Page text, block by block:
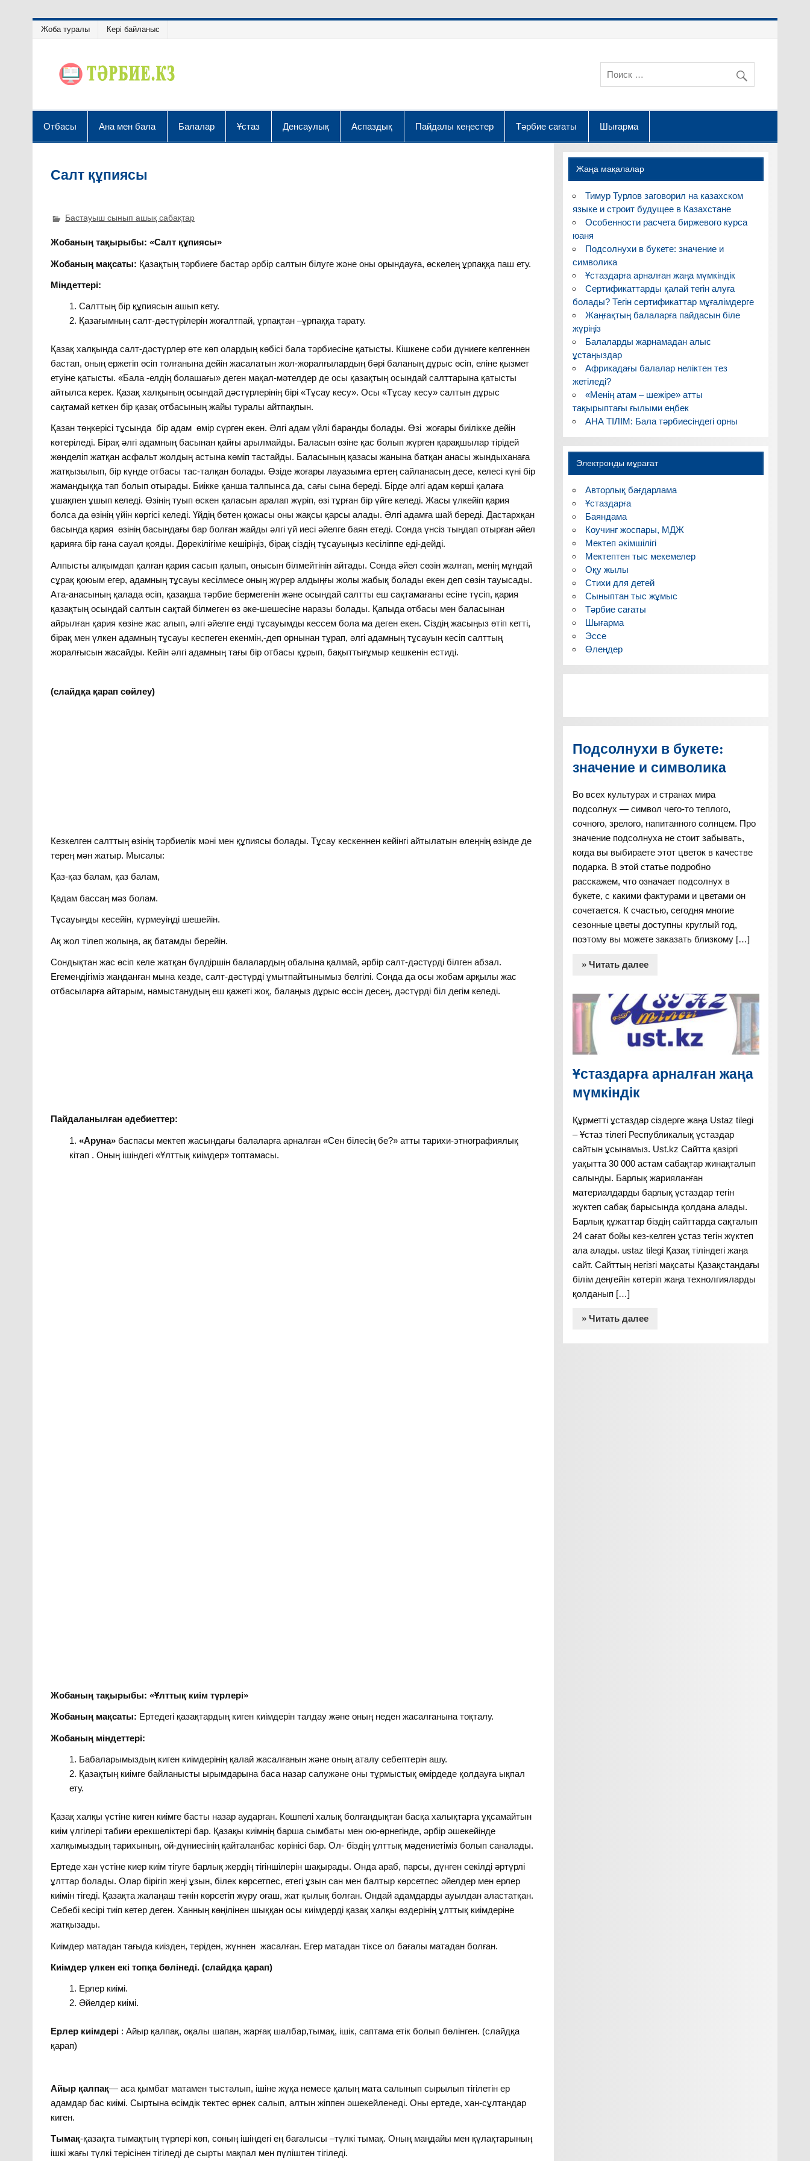
Жоба туралы Кері байланыс
Отбасы Ана мен бала Балалар Ұстаз Денсаулық Аспаздық Пайдалы кеңестер Тәрбие сағаты Шығарма
Салт құпиясы
Бастауыш сынып ашық сабақтар
Жобаның тақырыбы: «Салт құпиясы»
Жобаның мақсаты: Қазақтың тәрбиеге бастар әрбір салтын білуге және оны орындауға, өскелең ұрпаққа паш ету.
Міндеттері:
Салттың бір құпиясын ашып кету.
Қазағымның салт-дәстүрілерін жоғалтпай, ұрпақтан –ұрпаққа тарату.
Қазақ халқында салт-дәстүрлер өте көп олардың көбісі бала тәрбиесіне қатысты. Кішкене сәби дүниеге келгеннен
бастап, оның ержетіп өсіп толғанына дейін жасалатын жол-жоралғылардың бәрі баланың дұрыс өсіп, еліне қызмет
етуіне қатысты. «Бала -елдің болашағы» деген мақал-мәтелдер де осы қазақтың осындай салттарына қатысты
айтылса керек. Қазақ халқының осындай дәстүрлерінің бірі «Тұсау кесу». Осы «Тұсау кесу» салтын дұрыс
сақтамай кеткен бір қазақ отбасының жайы туралы айтпақпын.
Қазан төңкерісі тұсында бір адам өмір сүрген екен. Әлгі адам үйлі баранды болады. Өзі жоғары биілікке дейін
көтеріледі. Бірақ әлгі адамның басынан қайғы арылмайды. Баласын өзіне қас болып жүрген қарақшылар тірідей
жөнделіп жатқан асфальт жолдың астына көміп тастайды. Баласының қазасы жанына батқан анасы жындыханаға
жатқызылып, бір күнде отбасы тас-талқан болады. Өзіде жоғары лауазымға ертең сайланасың десе, келесі күні бір
жамандыққа тап болып отырады. Биікке қанша талпынса да, сағы сына береді. Бірде әлгі адам көрші қалаға
ұшақпен ұшып келеді. Өзінің туып өскен қаласын аралап жүріп, өзі тұрған бір үйге келеді. Жасы үлкейіп қария
болса да өзінің үйін көргісі келеді. Үйдің бөтен қожасы оны жақсы қарсы алады. Әлгі адамға шай береді. Дастархқан
басында қария өзінің басындағы бар болған жайды әлгі үй иесі әйелге баян етеді. Сонда үнсіз тыңдап отырған әйел
қарияға бір ғана сауал қояды. Дөрекілігіме кешіріңіз, бірақ сіздің тұсауыңыз кесіліппе еді-дейді.
Алпысты алқымдап қалған қария сасып қалып, онысын білмейтінін айтады. Сонда әйел сөзін жалғап, менің мұндай
сұрақ қоюым егер, адамның тұсауы кесілмесе оның жүрер алдыңғы жолы жабық болады екен деп сөзін тауысады.
Ата-анасының қалада өсіп, қазақша тәрбие бермегенін және осындай салтты еш сақтамағаны есіне түсіп, қария
қазақтың осындай салтын сақтай білмеген өз әке-шешесіне наразы болады. Қапыда отбасы мен баласынан
айрылған қария көзіне жас алып, әлгі әйелге енді тұсауымды кессем бола ма деген екен. Сіздің жасыңыз өтіп кетті,
бірақ мен үлкен адамның тұсауы кеспеген екенмін,-деп орнынан тұрап, әлгі адамның тұсауын кесіп салттың
жоралғысын жасайды. Кейін әлгі адамның тағы бір отбасы құрып, бақыттығұмыр кешкенін естиді.
(слайдқа қарап сөйлеу)
Кезкелген салттың өзінің тәрбиелік мәні мен құпиясы болады. Тұсау кескеннен кейінгі айтылатын өлеңнің өзінде де
терең мән жатыр. Мысалы:
Қаз-қаз балам, қаз балам,
Қадам бассаң мәз болам.
Тұсауыңды кесейін, күрмеуіңді шешейін.
Ақ жол тілеп жолыңа, ақ батамды берейін.
Сондықтан жас өсіп келе жатқан бүлдіршін балалардың обалына қалмай, әрбір салт-дәстүрді білген абзал.
Егемендігіміз жанданған мына кезде, салт-дәстүрді ұмытпайтынымыз белгілі. Сонда да осы жобам арқылы жас
отбасыларға айтарым, намыстанудың еш қажеті жоқ, балаңыз дұрыс өссін десең, дәстүрді біл дегім келеді.
Пайдаланылған әдебиеттер:
«Аруна» баспасы мектеп жасындағы балаларға арналған «Сен білесің бе?» атты тарихи-этнографиялық
кітап . Оның ішіндегі «Ұлттық киімдер» топтамасы.
Жобаның тақырыбы: «Ұлттық киім түрлері»
Жобаның мақсаты: Ертедегі қазақтардың киген киімдерін талдау және оның неден жасалғанына тоқталу.
Жобаның міндеттері:
Бабаларымыздың киген киімдерінің қалай жасалғанын және оның аталу себептерін ашу.
Қазақтың киімге байланысты ырымдарына баса назар салужәне оны тұрмыстық өмірдеде қолдауға ықпал
ету.
Қазақ халқы үстіне киген киімге басты назар аударған. Көшпелі халық болғандықтан басқа халықтарға ұқсамайтын
киім үлгілері табиғи ерекшеліктері бар. Қазақы киімнің барша сымбаты мен ою-өрнегінде, әрбір әшекейінде
халқымыздың тарихының, ой-дүниесінің қайталанбас көрінісі бар. Ол- біздің ұлттық мәдениетіміз болып саналады.
Ертеде хан үстіне киер киім тігуге барлық жердің тігіншілерін шақырады. Онда араб, парсы, дүнген секілді әртүрлі
ұлттар болады. Олар бірігіп жеңі ұзын, білек көрсетпес, етегі ұзын сан мен балтыр көрсетпес әйелдер мен ерлер
киімін тігеді. Қазақта жалаңаш тәнін көрсетіп жүру оғаш, жат қылық болған. Ондай адамдарды ауылдан аластатқан.
Себебі кесірі тиіп кетер деген. Ханның көңілінен шыққан осы киімдерді қазақ халқы өздерінің ұлттық киімдеріне
жатқызады.
Киімдер матадан тағыда киізден, теріден, жүннен жасалған. Егер матадан тіксе ол бағалы матадан болған.
Киімдер үлкен екі топқа бөлінеді. (слайдқа қарап)
Ерлер киімі.
Әйелдер киімі.
Ерлер киімдері : Айыр қалпақ, оқалы шапан, жарғақ шалбар,тымақ, ішік, саптама етік болып бөлінген. (слайдқа
қарап)
Айыр қалпақ— аса қымбат матамен тысталып, ішіне жұқа немесе қалың мата салынып сырылып тігілетін ер
адамдар бас киімі. Сыртына өсімдік тектес өрнек салып, алтын жіппен әшекейленеді. Оны ертеде, хан-сұлтандар
киген.
Тымақ-қазақта тымақтың түрлері көп, соның ішіндегі ең бағалысы –түлкі тымақ. Оның маңдайы мен құлақтарының
ішкі жағы түлкі терісінен тігіледі де сырты мақпал мен пүліштен тігіледі.
Жаңа мақалалар
Тимур Турлов заговорил на казахском
языке и строит будущее в Казахстане
Особенности расчета биржевого курса
юаня
Подсолнухи в букете: значение и
символика
Ұстаздарға арналған жаңа мүмкіндік
Сертификаттарды қалай тегін алуға
болады? Тегін сертификаттар мұғалімдерге
Жаңғақтың балаларға пайдасын біле
жүріңіз
Балаларды жарнамадан алыс
ұстаңыздар
Африкадағы балалар неліктен тез
жетіледі?
«Менің атам – шежіре» атты
тақырыптағы ғылыми еңбек
АНА ТІЛІМ: Бала тәрбиесіндегі орны
Электронды мұрағат
Авторлық бағдарлама
Ұстаздарға
Баяндама
Коучинг жоспары, МДЖ
Мектеп әкімшілігі
Мектептен тыс мекемелер
Оқу жылы
Стихи для детей
Сыныптан тыс жұмыс
Тәрбие сағаты
Шығарма
Эссе
Өлеңдер
Подсолнухи в букете:
значение и символика
Во всех культурах и странах мира
подсолнух — символ чего-то теплого,
сочного, зрелого, напитанного солнцем. Про
значение подсолнуха не стоит забывать,
когда вы выбираете этот цветок в качестве
подарка. В этой статье подробно
расскажем, что означает подсолнух в
букете, с какими фактурами и цветами он
сочетается. К счастью, сегодня многие
сезонные цветы доступны круглый год,
поэтому вы можете заказать близкому […]
» Читать далее
Ұстаздарға арналған жаңа
мүмкіндік
Құрметті ұстаздар сіздерге жаңа Ustaz tilegi
– Ұстаз тілегі Республикалық ұстаздар
сайтын ұсынамыз. Ust.kz Сайтта қазіргі
уақытта 30 000 астам сабақтар жинақталып
салынды. Барлық жарияланған
материалдарды барлық ұстаздар тегін
жүктеп сабақ барысында қолдана алады.
Барлық құжаттар біздің сайттарда сақталып
24 сағат бойы кез-келген ұстаз тегін жүктеп
ала алады. ustaz tilegi Қазақ тіліндегі жаңа
сайт. Сайттың негізгі мақсаты Қазақстандағы
білім деңгейін көтеріп жаңа технолгияларды
қолданып […]
» Читать далее